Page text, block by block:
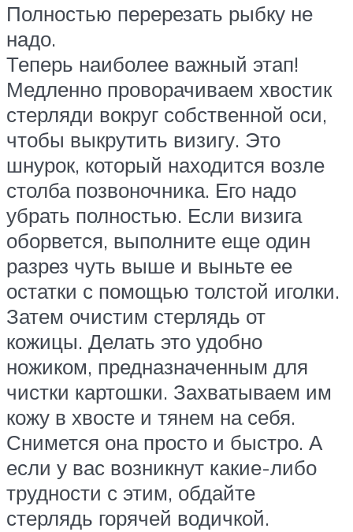
Полностью перерезать рыбку не
надо.
Теперь наиболее важный этап!
Медленно проворачиваем хвостик
стерляди вокруг собственной оси,
чтобы выкрутить визигу. Это
шнурок, который находится возле
столба позвоночника. Его надо
убрать полностью. Если визига
оборвется, выполните еще один
разрез чуть выше и выньте ее
остатки с помощью толстой иголки.
Затем очистим стерлядь от
кожицы. Делать это удобно
ножиком, предназначенным для
чистки картошки. Захватываем им
кожу в хвосте и тянем на себя.
Снимется она просто и быстро. А
если у вас возникнут какие-либо
трудности с этим, обдайте
стерлядь горячей водичкой.